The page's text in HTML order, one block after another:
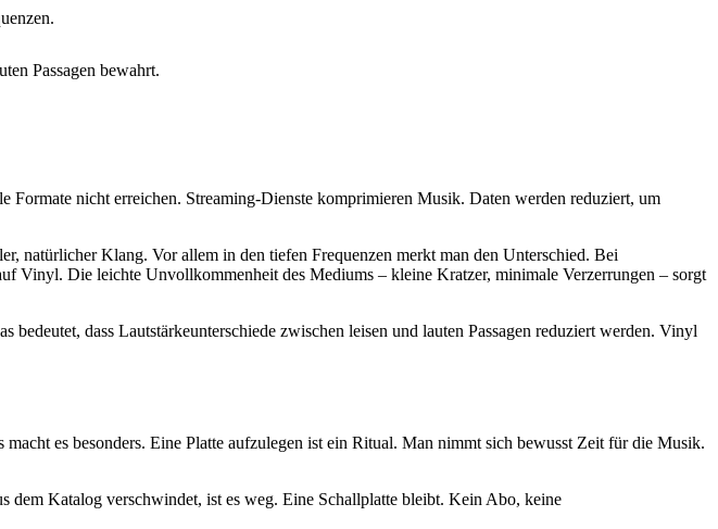
Passagen bewahrt.
nicht erreichen. Streaming-Dienste komprimieren Musik. Daten werden reduziert, um
natürlicher Klang. Vor allem in den tiefen Frequenzen merkt man den Unterschied. Bei
Vinyl. Die leichte Unvollkommenheit des Mediums – kleine Kratzer, minimale Verzerrungen – sorgt
dass Lautstärkeunterschiede zwischen leisen und lauten Passagen reduziert werden. Vinyl
es besonders. Eine Platte aufzulegen ist ein Ritual. Man nimmt sich bewusst Zeit für die Musik.
dem Katalog verschwindet, ist es weg. Eine Schallplatte bleibt. Kein Abo, keine